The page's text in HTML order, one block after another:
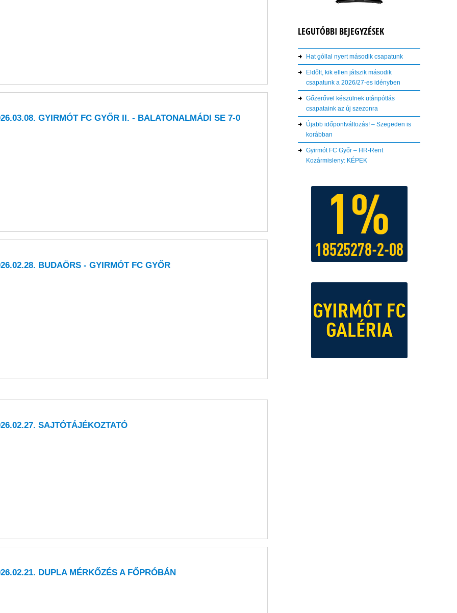
GYIRMÓT FC GYŐR II. - BALATONALMÁDI SE 7-0
BUDAÖRS - GYIRMÓT FC GYŐR
SAJTÓTÁJÉKOZTATÓ
DUPLA MÉRKŐZÉS A FŐPRÓBÁN
LEGUTÓBBI BEJEGYZÉSEK
Hat góllal nyert második csapatunk
Eldőlt, kik ellen játszik második
csapatunk a 2026/27-es idényben
Gőzerővel készülnek utánpótlás
csapataink az új szezonra
Újabb időpontváltozás! – Szegeden is
korábban
Gyirmót FC Győr – HR-Rent
Kozármisleny: KÉPEK